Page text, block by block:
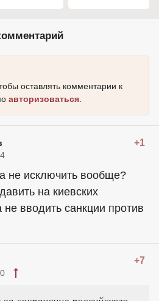
оставлять комментарии к
авторизоваться
+1
не исключить вообще?
на киевских
вводить санкции против
+7